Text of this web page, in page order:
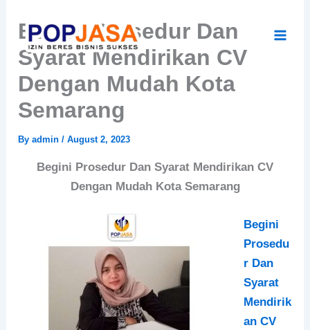
content
Begini Prosedur Dan
Syarat Mendirikan CV
Dengan Mudah Kota
Semarang
Byadmin/August 2, 2023
Begini Prosedur Dan Syarat Mendirikan CV
Dengan Mudah Kota Semarang
Begini
Prosedu
r Dan
Syarat
Mendirik
an CV